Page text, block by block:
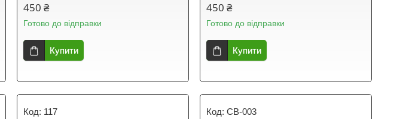
450 ₴
Готово до відправки
Купити
450 ₴
Готово до відправки
Купити
117 CB-003